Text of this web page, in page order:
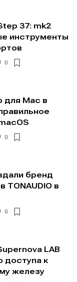
37: mk2
инструменты
0
для Mac в
0
бренд
TONAUDIO в
0
LAB
доступа к
железу